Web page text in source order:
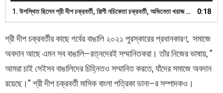
1. উপস্থিত ছিলেন শ্রী দীপ চক্রবর্তী, শিল্পী নচিকেতা চক্রবর্তী, অভিনেতা খরাজ মুখোপাধ্যায়, অভিনেত্রী কোয়েল মল্লিক ও সঙ্গীত শিল্পী অন্বেষা। 0:18
শ্রীদীপচক্রবর্তীরকাছেগর্বেরবাঙালি ২০২১ পুরস্কারেরপ্রধানকারণ, সমাজে
অবদানআছেএমনসববাঙালি–রত্নদেরইসম্মানিতকরা। তাঁরনিজেরভাষায়, ”
আমরাচাইসেইসববাঙালিদেরচিহ্নিতও সম্মানিতকরতে,যাঁদেরসমাজেঅবদান
রয়েছে।”শ্রীদীপচক্রবর্তীমাসিকবাংলাপত্রিকাডানা–রসম্পাদকও ।